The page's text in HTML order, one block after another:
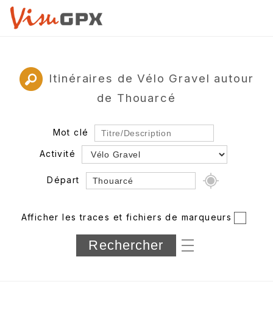
Itinéraires de Vélo Gravel autour
de Thouarcé
Mot clé
Activité
Départ
Département
Longueur min/max
Afficher les traces et fichiers de marqueurs